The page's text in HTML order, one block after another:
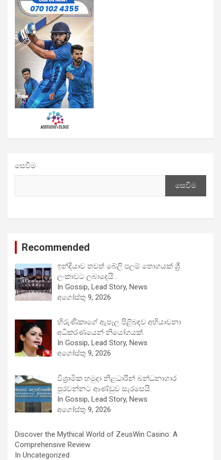
සෙවීම
සෙවීම
Recommended
ඉන්දියාව තවත් බේලි පලම් තොගයක් ශ්‍රී
ලංකාවට ලබාදෙයි .
In Gossip, Lead Story, News
අගෝස්තු 9, 2026
හිරුණිකාගේ ඇපෑල පිළිබඳව අභියාචනා
අධිකරණයෙන් නියෝගයක්.
In Gossip, Lead Story, News
අගෝස්තු 9, 2026
විශ්‍රාමික හමුදා නිළධාරින් බන්ධනාගාර
පුරවන්නට ආණ්ඩුව සැරසෙයි.
In Gossip, Lead Story, News
අගෝස්තු 9, 2026
Discover the Mythical World of ZeusWin Casino: A
Comprehensive Review
In Uncategorized